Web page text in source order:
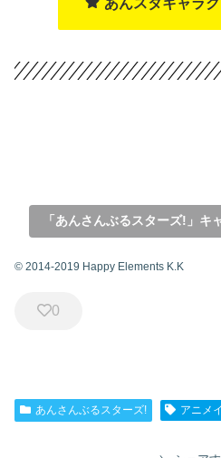
「あんさんぶるスターズ!」キ
© 2014-2019 Happy Elements K.K
0
あんさんぶるスターズ! アニメ